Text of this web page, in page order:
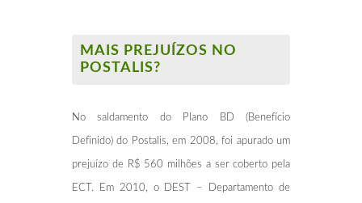
MAIS PREJUÍZOS NO
POSTALIS?
No saldamento do Plano BD (Benefício
Definido) do Postalis, em 2008, foi apurado um
prejuízo de R$ 560 milhões a ser coberto pela
ECT. Em 2010, o DEST – Departamento de